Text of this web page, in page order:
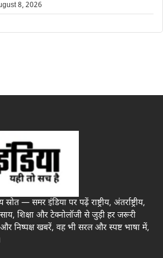
8, 2026
— समर इंडिया पर पढ़ें राष्ट्रीय, अंतर्राष्ट्रीय,
शिक्षा और टेक्नोलॉजी से जुड़ी हर जरूरी
निष्पक्ष खबरें, वह भी सरल और स्पष्ट भाषा में,